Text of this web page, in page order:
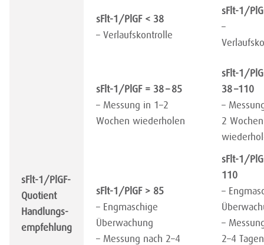
sFlt-1/PlGF-
Quotient
Handlungs-
empfehlung
sFlt-1/PlGF < 38
– Verlaufskontrolle
sFlt-1/
–
sFlt-1/PlGF = 38 – 85
– Messung in 1–2
Wochen wiederholen
sFlt-1/
38 –110
–
2 Wochen
sFlt-1/PlGF > 85
– Engmaschige
Überwachung
– Messung nach​ 2–4
sFlt-1/
110
–
–
2–4 Tagen